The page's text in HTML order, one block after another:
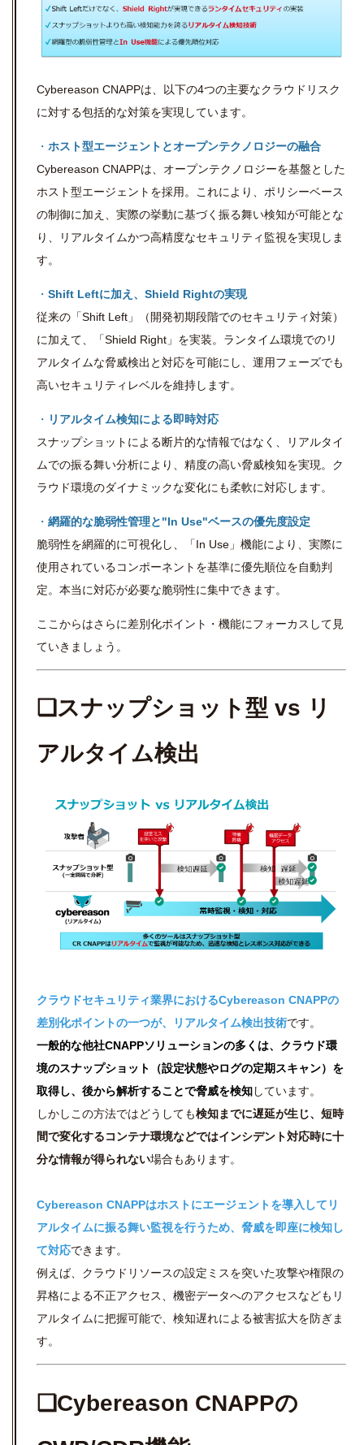
Cybereason CNAPPは、以下の4つの主要なクラウドリスク
に対する包括的な対策を実現しています。
・ ホスト型エージェントとオープンテクノロジーの融合
Cybereason CNAPPは、オープンテクノロジーを基盤とした
ホスト型エージェントを採用。これにより、ポリシーベース
の制御に加え、実際の挙動に基づく振る舞い検知が可能とな
り、リアルタイムかつ高精度なセキュリティ監視を実現しま
す。
・ Shift Leftに加え、Shield Rightの実現
従来の「Shift Left」（開発初期段階でのセキュリティ対策）
に加えて、「Shield Right」を実装。ランタイム環境でのリ
アルタイムな脅威検出と対応を可能にし、運用フェーズでも
高いセキュリティレベルを維持します。
・ リアルタイム検知による即時対応
スナップショットによる断片的な情報ではなく、リアルタイ
ムでの振る舞い分析により、精度の高い脅威検知を実現。ク
ラウド環境のダイナミックな変化にも柔軟に対応します。
・ 網羅的な脆弱性管理と"In Use"ベースの優先度設定
脆弱性を網羅的に可視化し、「In Use」機能により、実際に
使用されているコンポーネントを基準に優先順位を自動判
定。本当に対応が必要な脆弱性に集中できます。
ここからはさらに差別化ポイント・機能にフォーカスして見
ていきましょう。
❏スナップショット型 vs リ
アルタイム検出
クラウドセキュリティ業界におけるCybereason CNAPPの
差別化ポイントの一つが、リアルタイム検出技術です。
一般的な他社CNAPPソリューションの多くは、クラウド環
境のスナップショット（設定状態やログの定期スキャン）を
取得し、後から解析することで脅威を検知しています。
しかしこの方法ではどうしても検知までに遅延が生じ、短時
間で変化するコンテナ環境などではインシデント対応時に十
分な情報が得られない場合もあります。
Cybereason CNAPPはホストにエージェントを導入してリ
アルタイムに振る舞い監視を行うため、脅威を即座に検知し
て対応できます。
例えば、クラウドリソースの設定ミスを突いた攻撃や権限の
昇格による不正アクセス、機密データへのアクセスなどもリ
アルタイムに把握可能で、検知遅れによる被害拡大を防ぎま
す。
❏Cybereason CNAPPの